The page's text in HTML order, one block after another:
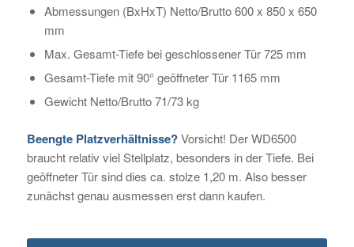
Abmessungen (BxHxT) Netto/Brutto 600 x 850 x 650
mm
Max. Gesamt-Tiefe bei geschlossener Tür 725 mm
Gesamt-Tiefe mit 90° geöffneter Tür 1165 mm
Gewicht Netto/Brutto 71/73 kg
Beengte Platzverhältnisse?Vorsicht! Der WD6500
braucht relativ viel Stellplatz, besonders in der Tiefe. Bei
geöffneter Tür sind dies ca. stolze 1,20 m. Also besser
zunächst genau ausmessen erst dann kaufen.